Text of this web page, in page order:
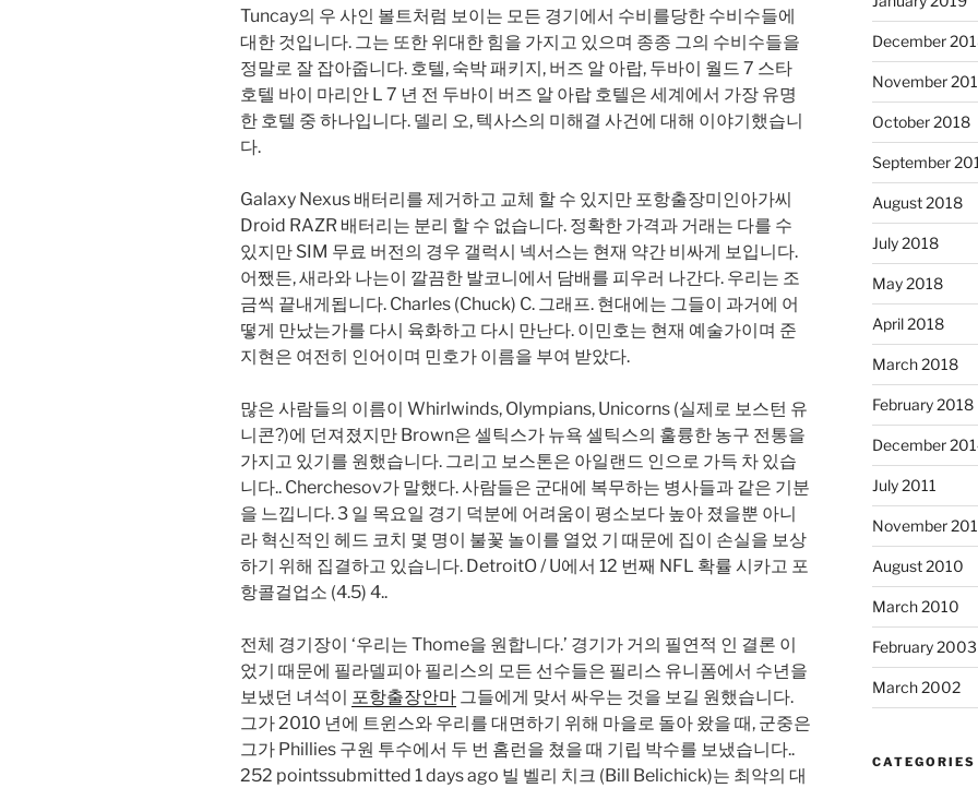
Tuncay의 우 사인 볼트처럼 보이는 모든 경기에서 수비를당한 수비수들에
대한 것입니다. 그는 또한 위대한 힘을 가지고 있으며 종종 그의 수비수들을
정말로 잘 잡아줍니다. 호텔, 숙박 패키지, 버즈 알 아랍, 두바이 월드 7 스타
호텔 바이 마리안 L 7 년 전 두바이 버즈 알 아랍 호텔은 세계에서 가장 유명
한 호텔 중 하나입니다. 델리 오, 텍사스의 미해결 사건에 대해 이야기했습니
다.
Galaxy Nexus 배터리를 제거하고 교체 할 수 있지만 포항출장미인아가씨
Droid RAZR 배터리는 분리 할 수 ​​없습니다. 정확한 가격과 거래는 다를 수
있지만 SIM 무료 버전의 경우 갤럭시 넥서스는 현재 약간 비싸게 보입니다.
어쨌든, 새라와 나는이 깔끔한 발코니에서 담배를 피우러 나간다. 우리는 조
금씩 끝내게됩니다. Charles (Chuck) C. 그래프. 현대에는 그들이 과거에 어
떻게 만났는가를 다시 육화하고 다시 만난다. 이민호는 현재 예술가이며 준
지현은 여전히 ​​인어이며 민호가 이름을 부여 받았다.
많은 사람들의 이름이 Whirlwinds, Olympians, Unicorns (실제로 보스턴 유
니콘?)에 던져졌지만 Brown은 셀틱스가 뉴욕 셀틱스의 훌륭한 농구 전통을
가지고 있기를 원했습니다. 그리고 보스톤은 아일랜드 인으로 가득 차 있습
니다.. Cherchesov가 말했다. 사람들은 군대에 복무하는 병사들과 같은 기분
을 느낍니다. 3 일 목요일 경기 덕분에 어려움이 평소보다 높아 졌을뿐 아니
라 혁신적인 헤드 코치 몇 명이 불꽃 놀이를 열었 기 때문에 집이 손실을 보상
하기 위해 집결하고 있습니다. DetroitO / U에서 12 번째 NFL 확률 시카고 포
항콜걸업소 (4.5) 4..
전체 경기장이 ‘우리는 Thome을 원합니다.’ 경기가 거의 필연적 인 결론 이
었기 때문에 필라델피아 필리스의 모든 선수들은 필리스 유니폼에서 수년을
보냈던 녀석이 포항출장안마 그들에게 맞서 싸우는 것을 보길 원했습니다.
그가 2010 년에 트윈스와 우리를 대면하기 위해 마을로 돌아 왔을 때, 군중은
그가 Phillies 구원 투수에서 두 번 홈런을 쳤을 때 기립 박수를 보냈습니다..
252 pointssubmitted 1 days ago 빌 벨리 치크 (Bill Belichick)는 최악의 대
December
November
October 2018
September
August 2018
July 2018
May 2018
April 2018
March 2018
February 2018
December
July 2011
November
August 2010
March 2010
February 2003
March 2002
CATEGORIES